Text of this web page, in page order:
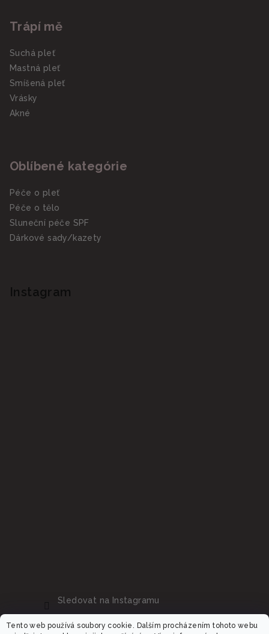
Tento web používá soubory cookie. Dalším procházením tohoto webu
Trápí mě
Suchá pleť
Mastná pleť
Smíšená pleť
Vrásky
Akné
Oblíbené kategórie
Péče o pleť
Péče o tělo
Sluneční péče SPF
Dárkové sady/kazety
Instagram
Sledovat na Instagramu